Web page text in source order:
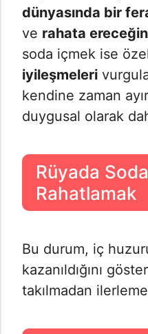
dünyasında bir
ve rahata
soda içmek ise
iyileşmeleri
kendine zaman
duygusal olarak
Rüyada
Rahatlamak
Bu durum, iç
kazanıldığını
takılmadan